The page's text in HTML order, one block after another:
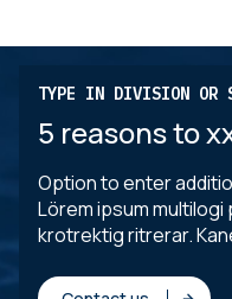
TYPE IN DIVISION OR
5 reasons to
Option to enter
Lörem ipsum
krotrektig ritrerar.